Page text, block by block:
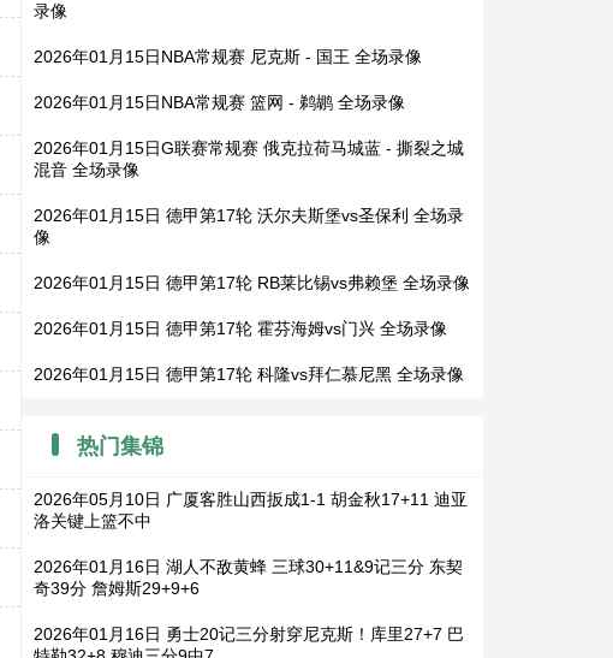
录像
2026年01月15日NBA常规赛 尼克斯 - 国王 全场录像
2026年01月15日NBA常规赛 篮网 - 鹈鹕 全场录像
2026年01月15日G联赛常规赛 俄克拉荷马城蓝 - 撕裂之城
混音 全场录像
2026年01月15日 德甲第17轮 沃尔夫斯堡vs圣保利 全场录
像
2026年01月15日 德甲第17轮 RB莱比锡vs弗赖堡 全场录像
2026年01月15日 德甲第17轮 霍芬海姆vs门兴 全场录像
2026年01月15日 德甲第17轮 科隆vs拜仁慕尼黑 全场录像
热门集锦
2026年05月10日 广厦客胜山西扳成1-1 胡金秋17+11 迪亚
洛关键上篮不中
2026年01月16日 湖人不敌黄蜂 三球30+11&9记三分 东契
奇39分 詹姆斯29+9+6
2026年01月16日 勇士20记三分射穿尼克斯！库里27+7 巴